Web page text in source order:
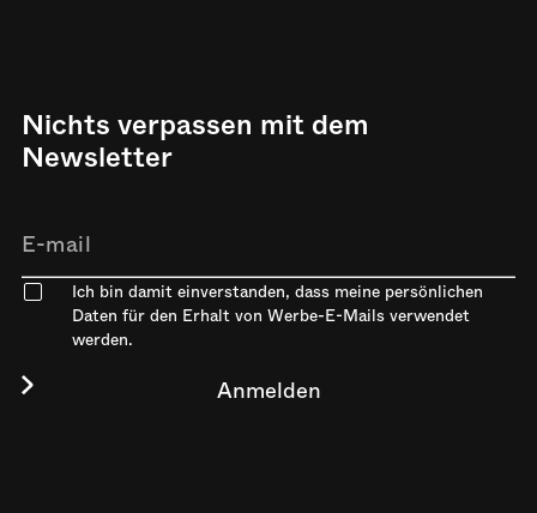
Nichts verpassen mit dem
Newsletter
Ich bin damit einverstanden, dass meine persönlichen
Daten für den Erhalt von Werbe-E-Mails verwendet
werden.